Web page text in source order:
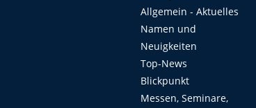
Allgemein - Aktuelles
Namen und
Neuigkeiten
Top-News
Blickpunkt
Messen, Seminare,